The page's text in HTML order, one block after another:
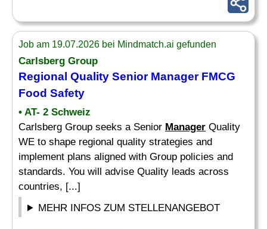
Job am 19.07.2026 bei Mindmatch.ai gefunden
Carlsberg Group
Regional Quality Senior ManagerFMCG
Food Safety
• AT- 2 Schweiz
Carlsberg Group seeks a Senior Manager Quality
WE to shape regional quality strategies and
implement plans aligned with Group policies and
standards. You will advise Quality leads across
countries, [...]
MEHR INFOS ZUM STELLENANGEBOT